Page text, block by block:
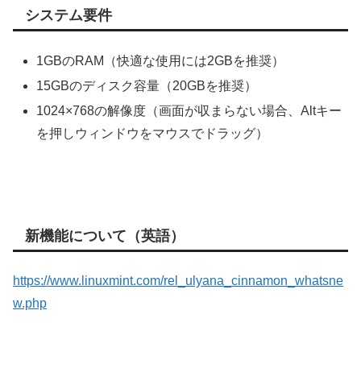
システム要件
1GBのRAM（快適な使用には2GBを推奨）
15GBのディスク容量（20GBを推奨）
1024×768の解像度（画面が収まらない場合、Altキー
を押しウィンドウをマウスでドラッグ）
新機能について（英語）
https://www.linuxmint.com/rel_ulyana_cinnamon_whatsne
w.php